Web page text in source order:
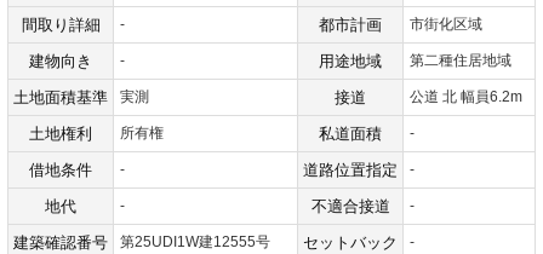
間取り詳細 - 都市計画 市街化区域
建物向き - 用途地域 第二種住居地域
土地面積基準 実測 接道 公道 北 幅員6.2m
土地権利 所有権 私道面積 -
借地条件 - 道路位置指定 -
地代 - 不適合接道 -
建築確認番号 第25UDI1W建12555号 セットバック -